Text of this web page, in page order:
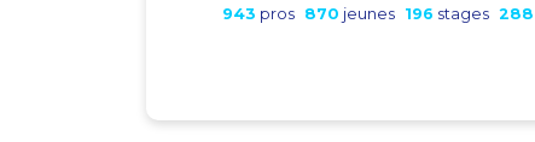
943 pros 870 jeunes 196 stages 288